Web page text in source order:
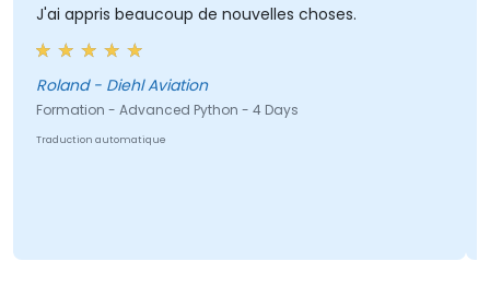
beaucoup de nouvelles choses.
Roland - Diehl Aviation
- Advanced Python - 4 Days
automatique